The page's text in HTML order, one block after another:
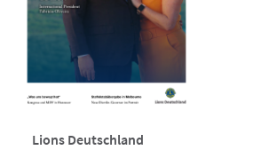
Lions Deutschland